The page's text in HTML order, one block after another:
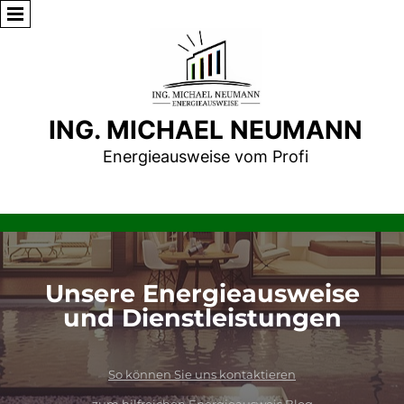
ING. MICHAEL NEUMANN
Energieausweise vom Profi
Unsere Energieausweise
und Dienstleistungen
Energieausweis, Energieausweis online, Energieausweis online bestellen, energieausweis erstellen,
energieausweis kosten, energieausweis österreich, energieausweisvorlagegesetz, energieausweis haus,
So können Sie uns kontaktieren